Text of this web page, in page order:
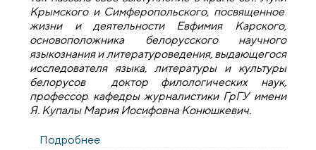
Крымского и Симферопольского, посвященное
жизни и деятельности Евфимия Карского,
основоположника белорусского научного
языкознания и литературоведения, выдающегося
исследователя языка, литературы и культуры
белорусов доктор филологических наук,
профессор кафедры журналистики ГрГУ имени
Я. Купалы Мария Иосифовна Конюшкевич.
Подробнее